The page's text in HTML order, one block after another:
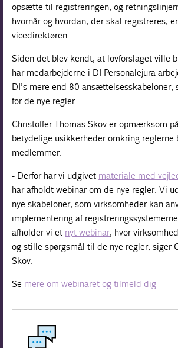
opsætte til registreringen, og
hvornår og hvordan, der skal registreres,
vicedirektøren.
Siden det blev kendt, at lovforslaget ville
har medarbejderne i DI Personalejura
DI’s mere end 80 ansættelsesskabeloner,
for de nye regler.
Christoffer Thomas Skov er opmærksom
betydelige usikkerheder omkring reglerne
medlemmer.
- Derfor har vi udgivet materiale med
har afholdt webinar om de nye regler. Vi
nye skabeloner, som virksomheder kan
implementering af
afholder vi et nyt webinar, hvor
og stille spørgsmål til de nye regler, siger
Skov.
Se mere om webinaret og tilmeld dig